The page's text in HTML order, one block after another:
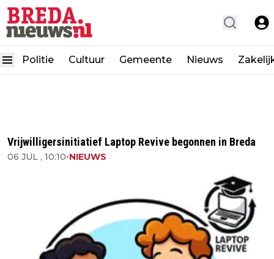
Politie Cultuur Gemeente Nieuws
Vrijwilligersinitiatief Laptop Revive begonnen in Breda
06 JUL , 10:10•NIEUWS